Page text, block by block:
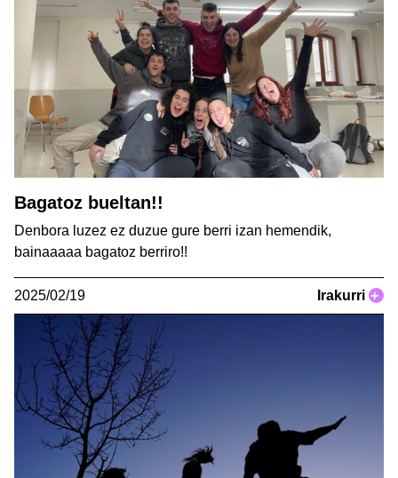
Bagatoz bueltan!!
Denbora luzez ez duzue gure berri izan hemendik,
bainaaaaa bagatoz berriro!!
2025/02/19 Irakurri +